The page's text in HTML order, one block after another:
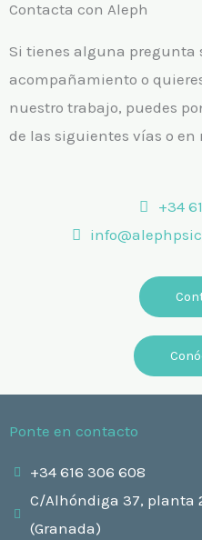
Contacta con Aleph
Si tienes alguna pregunta
acompañamiento o
nuestro trabajo, puedes
de las siguientes vías o en
+34
Ponte en contacto
+34 616 306 608
C/Alhóndiga 37, planta
(Granada)